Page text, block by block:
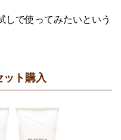
しで使ってみたいという
ト購入